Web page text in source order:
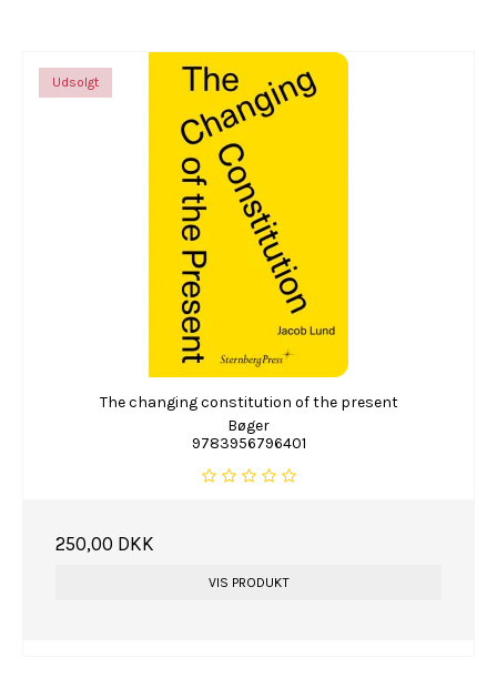
Udsolgt
The changing constitution of the present
Bøger
9783956796401
250,00 DKK
VIS PRODUKT